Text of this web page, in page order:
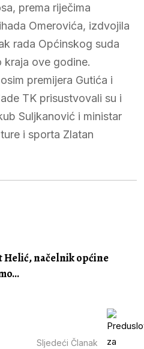
prema riječima
Omerovića, izdvojila
rada Općinskog suda
kraja ove godine.
premijera Gutića i
TK prisustvovali su i
Suljkanović i ministar
i sporta Zlatan
Helić, načelnik općine
Sljedeći Članak